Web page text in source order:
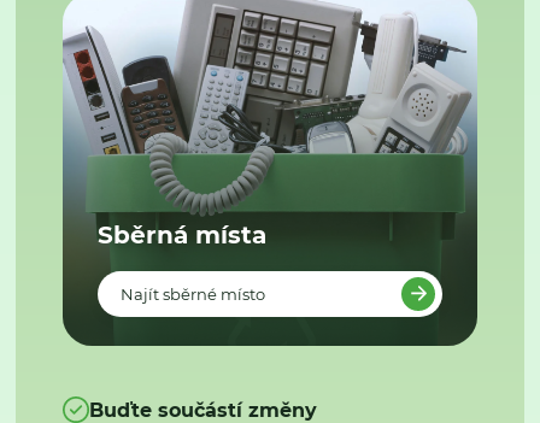
Sběrná místa
Najít sběrné místo
Buďte součástí změny